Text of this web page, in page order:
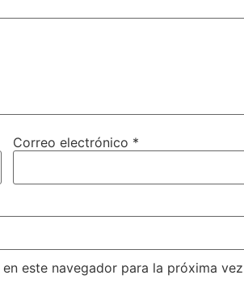
Correo electrónico *
este navegador para la próxima